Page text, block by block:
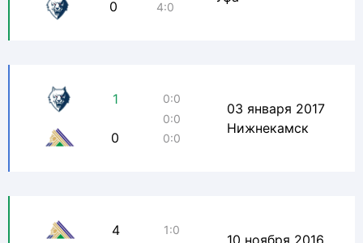
0
4:0
1
0
0:0
0:0
0:0
03 января 2017
Нижнекамск
4
1:0
10 ноября 2016